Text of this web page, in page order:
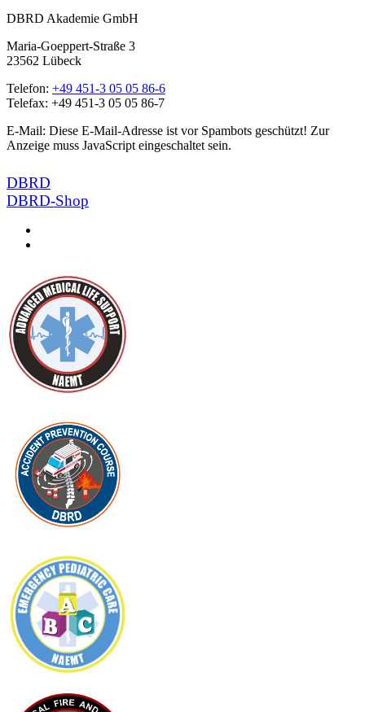
DBRD Akademie GmbH
Maria-Goeppert-Straße 3
23562 Lübeck
Telefon: +49 451-3 05 05 86-6
Telefax: +49 451-3 05 05 86-7
E-Mail: Diese E-Mail-Adresse ist vor Spambots geschützt! Zur
Anzeige muss JavaScript eingeschaltet sein.
DBRD
DBRD-Shop